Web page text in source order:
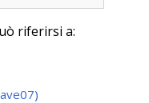
riferirsi a: